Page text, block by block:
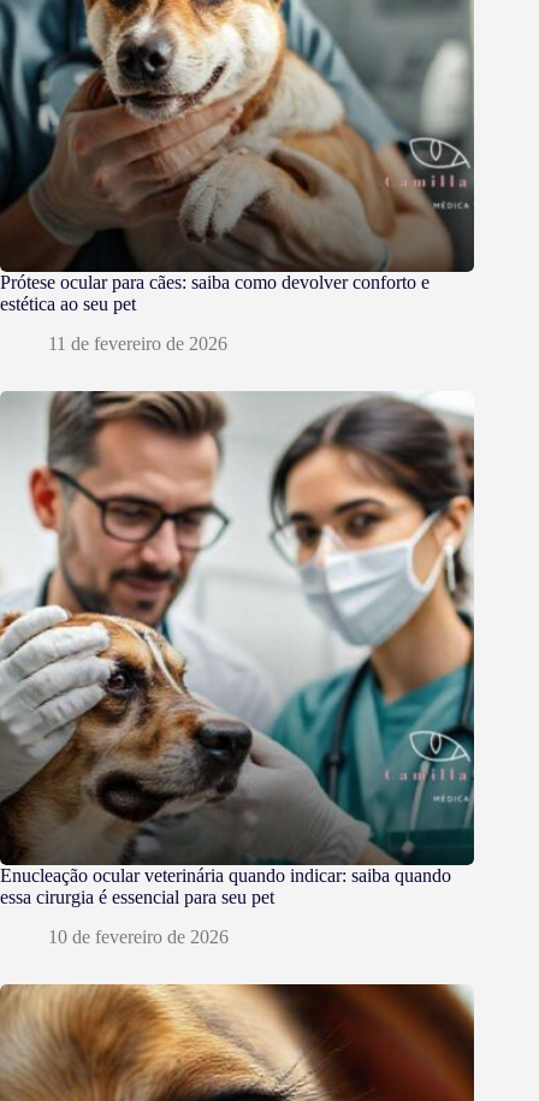
Prótese ocular para cães: saiba como devolver conforto e
estética ao seu pet
11 de fevereiro de 2026
Enucleação ocular veterinária quando indicar: saiba quando
essa cirurgia é essencial para seu pet
10 de fevereiro de 2026